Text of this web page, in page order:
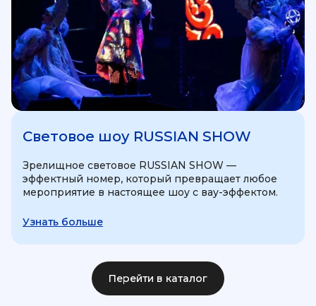
Световое шоу RUSSIAN SHOW
Зрелищное световое RUSSIAN SHOW —
эффектный номер, который превращает любое
мероприятие в настоящее шоу с вау-эффектом.
Узнать больше
Перейти в каталог